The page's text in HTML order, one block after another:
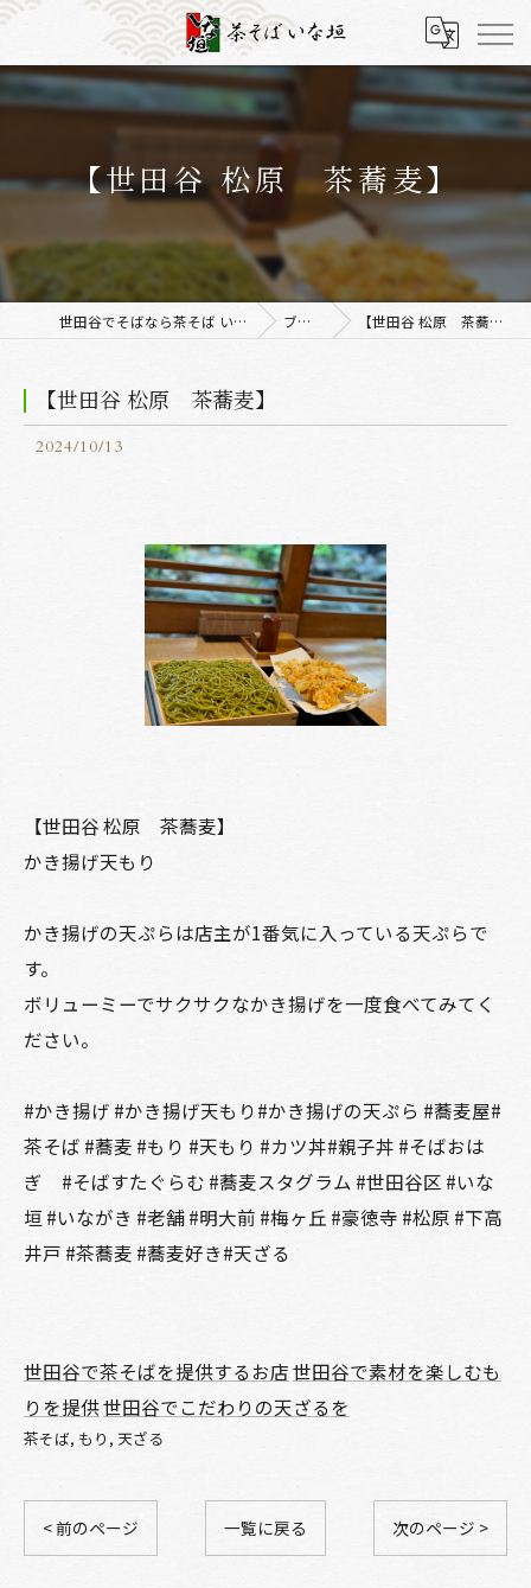
【世田谷 松原 茶蕎麦】
世田谷でそばなら茶そば いな垣 ブログ 【世田谷 松原 茶蕎麦】
【世田谷 松原 茶蕎麦】
2024/10/13
【世田谷 松原 茶蕎麦】
かき揚げ天もり
かき揚げの天ぷらは店主が1番気に入っている天ぷらで
す。
ボリューミーでサクサクなかき揚げを一度食べてみてく
ださい。
#かき揚げ #かき揚げ天もり#かき揚げの天ぷら #蕎麦屋#
茶そば #蕎麦 #もり #天もり #カツ丼#親子丼 #そばおは
ぎ #そばすたぐらむ #蕎麦スタグラム #世田谷区 #いな
垣 #いながき #老舗 #明大前 #梅ヶ丘 #豪徳寺 #松原 #下高
井戸 #茶蕎麦 #蕎麦好き#天ざる
世田谷で茶そばを提供するお店世田谷で素材を楽しむも
りを提供世田谷でこだわりの天ざるを
茶そば もり 天ざる
< 前のページ 一覧に戻る 次のページ >